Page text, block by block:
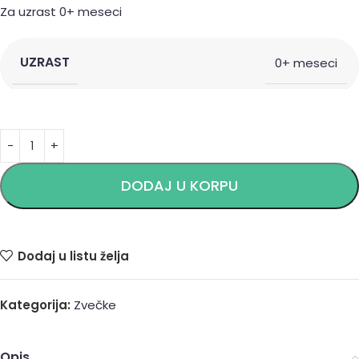
Za uzrast 0+ meseci
UZRAST 0+ meseci
DODAJ U KORPU
Alternative:
Dodaj u listu želja
Kategorija: Zvečke